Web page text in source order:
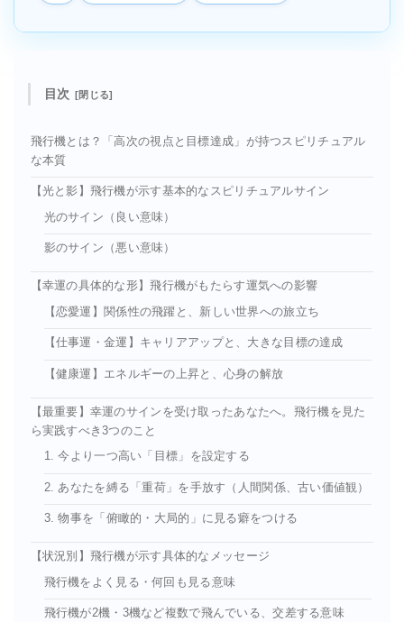
目次
飛行機とは？「高次の視点と目標達成」が持つスピリチュアル
な本質
【光と影】飛行機が示す基本的なスピリチュアルサイン
光のサイン（良い意味）
影のサイン（悪い意味）
【幸運の具体的な形】飛行機がもたらす運気への影響
【恋愛運】関係性の飛躍と、新しい世界への旅立ち
【仕事運・金運】キャリアアップと、大きな目標の達成
【健康運】エネルギーの上昇と、心身の解放
【最重要】幸運のサインを受け取ったあなたへ。飛行機を見た
ら実践すべき3つのこと
1. 今より一つ高い「目標」を設定する
2. あなたを縛る「重荷」を手放す（人間関係、古い価値観）
3. 物事を「俯瞰的・大局的」に見る癖をつける
【状況別】飛行機が示す具体的なメッセージ
飛行機をよく見る・何回も見る意味
飛行機が2機・3機など複数で飛んでいる、交差する意味